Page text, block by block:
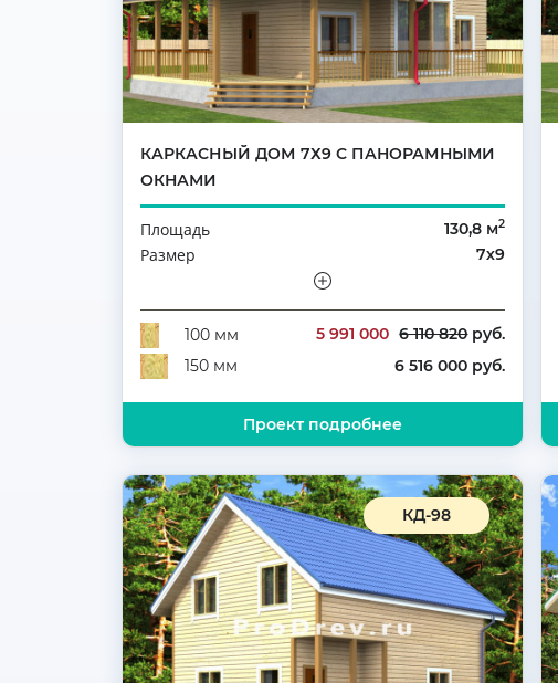
КАРКАСНЫЙ ДОМ 7Х9 С ПАНОРАМНЫМИ
ОКНАМИ
Площадь 130,8 м2
Размер 7х9
Количество комнат
4
100 мм
5 991 000 6 110 820руб.
150 мм
6 516 000 руб.
Проект подробнее
КД-98